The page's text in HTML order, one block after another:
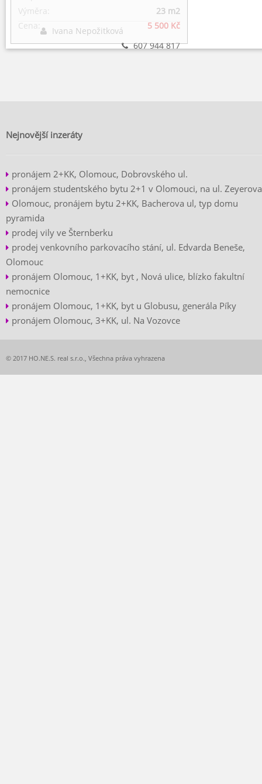
Výměra:
23 m2
Cena:
5 500 Kč
Ivana Nepožitková
607 944 817
Nejnovější inzeráty
pronájem 2+KK, Olomouc, Dobrovského ul.
pronájem studentského bytu 2+1 v Olomouci, na ul. Zeyerova
Olomouc, pronájem bytu 2+KK, Bacherova ul, typ domu
pyramida
prodej vily ve Šternberku
prodej venkovního parkovacího stání, ul. Edvarda Beneše,
Olomouc
pronájem Olomouc, 1+KK, byt , Nová ulice, blízko fakultní
nemocnice
pronájem Olomouc, 1+KK, byt u Globusu, generála Píky
pronájem Olomouc, 3+KK, ul. Na Vozovce
© 2017 HO.NE.S. real s.r.o., Všechna práva vyhrazena